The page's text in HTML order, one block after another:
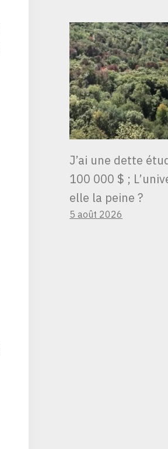
J’ai une dette
100 000 $ ;
elle la peine ?
5 août 2026